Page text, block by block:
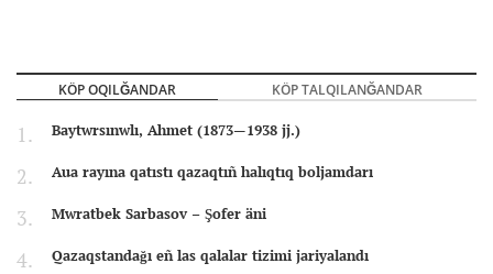
KÖP OQILĞANDAR KÖP TALQILANĞANDAR
Baytwrsınwlı, Ahmet (1873—1938 jj.)
Aua rayına qatıstı qazaqtıñ halıqtıq boljamdarı
Mwratbek Sarbasov – Şofer äni
Qazaqstandağı eñ las qalalar tizimi jariyalandı